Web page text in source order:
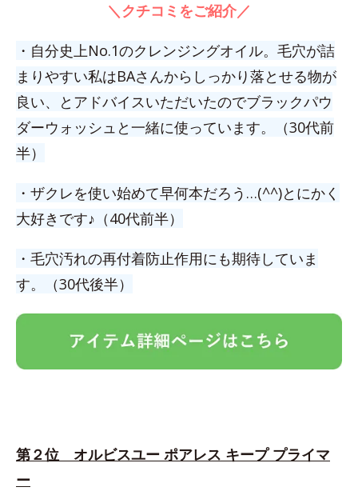
＼クチコミをご紹介／
・自分史上No.1のクレンジングオイル。毛穴が詰
まりやすい私はBAさんからしっかり落とせる物が
良い、とアドバイスいただいたのでブラックパウ
ダーウォッシュと一緒に使っています。（30代前
半）
・ザクレを使い始めて早何本だろう…(^^)とにかく
大好きです♪（40代前半）
・毛穴汚れの再付着防止作用にも期待していま
す。（30代後半）
第２位 オルビスユー ポアレス キープ プライマ
ー